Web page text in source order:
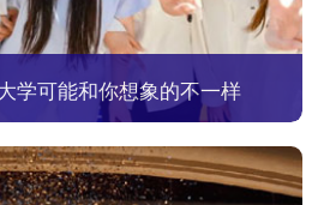
学可能和你想象的不一样